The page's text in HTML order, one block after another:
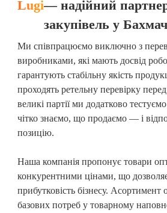
Lugi— надійний
закупівель у
Ми співпрацюємо виключно з
виробниками, які мають досвід
гарантують стабільну якість
проходять ретельну перевірку
великі партії ми додатково
чітко знаємо, що продаємо — і
позицію.
Наша компанія пропонує товари
конкурентними цінами, що
прибутковість бізнесу.
базових потреб у товарному